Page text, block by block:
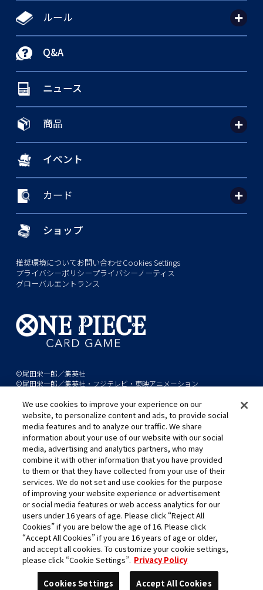
ルール
Q&A
ニュース
商品
イベント
カード
ショップ
推奨環境についてお問い合わせCookies Settings
プライバシーポリシープライバシーノーティス
グローバルエントランス
©尾田栄一郎／集英社
©尾田栄一郎／集英社・フジテレビ・東映アニメーション
このwebサイトに記載されているすべての画像・テキスト・データの無
断転用、転載をお断りします。
開発中につき、本サイトで使用している画像と実際の商品とは異なる場
合があります。
※AppleとAppleのロゴは、米国およびその他の国で登録されたApple
Inc.の商標です。
※Google Play および Google Play ロゴは、Google LLC の商標です。
キャリア採用
We use cookies to improve your experience on our
website, to personalize content and ads, to provide social
media features and to analyze our traffic. We share
information about your use of our website with our social
media, advertising and analytics partners, who may
combine it with other information that you have provided
to them or that they have collected from your use of their
services. We do not set and use cookies for the purpose
of improving your website experience or advertisement
or social media features or web access analytics for our
users under 16 years of age. Please click “Reject All
Cookies” if you are below the age of 16. Please click
“Accept All Cookies” if you are 16 years of age or older,
and accept all cookies. To customize your cookie settings,
please click “Cookie Settings”. Privacy Policy
Cookies Settings Accept All Cookies